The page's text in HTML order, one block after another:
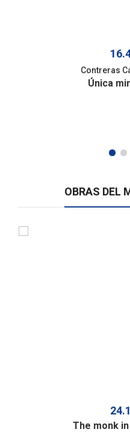
Contreras
Única
OBRAS DEL
The monk